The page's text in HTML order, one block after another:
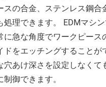
スの合金、ステンレス鋼合
処理できます。 EDMマシ
に急な角度でワークピース
ドをエッチングすることが
穴あけ深さを設定しなくて
御できます。